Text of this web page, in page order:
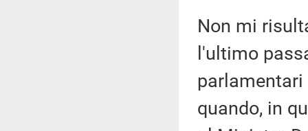
Non mi
l'ultimo
quando, in